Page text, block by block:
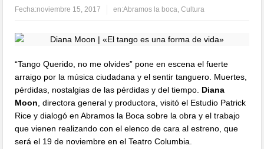
Fecha:noviembre 15, 2017 en:Abramos la boca,Cultura
“Tango Querido, no me olvides” pone en escena el fuerte
arraigo por la música ciudadana y el sentir tanguero. Muertes,
pérdidas, nostalgias de las pérdidas y del tiempo. Diana
Moon, directora general y productora, visitó el Estudio Patrick
Rice y dialogó en Abramos la Boca sobre la obra y el trabajo
que vienen realizando con el elenco de cara al estreno, que
será el 19 de noviembre en el Teatro Columbia.